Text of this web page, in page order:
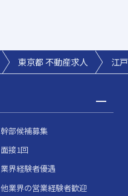
東京都 不動産求人 江
幹部候補募集
面接1回
業界経験者優遇
他業界の営業経験者歓迎